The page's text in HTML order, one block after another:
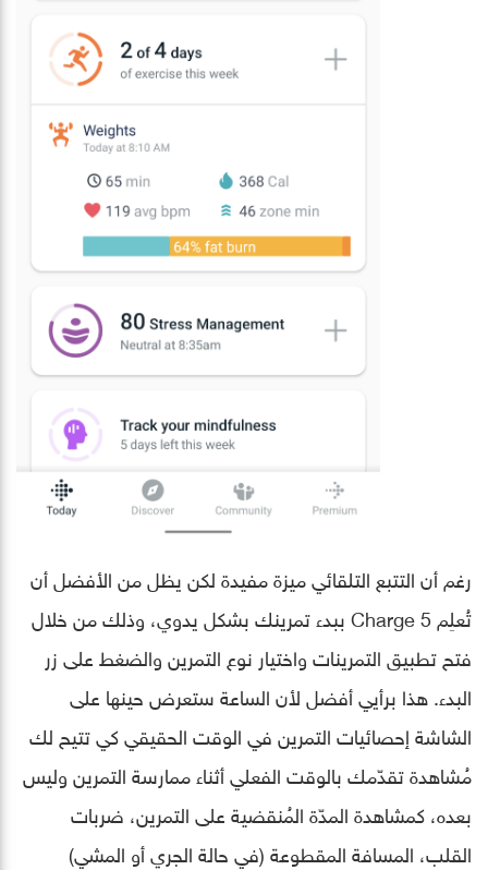
رغم أن التتبع التلقائي ميزة مفيدة لكن يظل من الأفضل أن
تُعلِم Charge 5 ببدء تمرينك بشكل يدوي، وذلك من خلال
فتح تطبيق التمرينات واختيار نوع التمرين والضغط على زر
البدء. هذا برأيي أفضل لأن الساعة ستعرض حينها على
الشاشة إحصائيات التمرين في الوقت الحقيقي كي تتيح لك
مُشاهدة تقدّمك بالوقت الفعلي أثناء ممارسة التمرين وليس
بعده، كمشاهدة المدّة المُنقضية على التمرين، ضربات
القلب، المسافة المقطوعة (في حالة الجري أو المشي)